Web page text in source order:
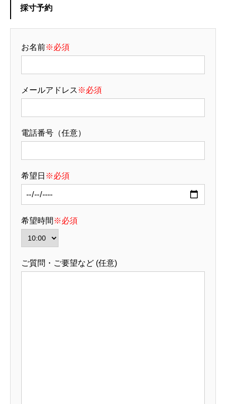
採寸予約
お名前※必須
メールアドレス ※必須
電話番号（任意）
希望日 ※必須
希望時間 ※必須
ご質問・ご要望など (任意)